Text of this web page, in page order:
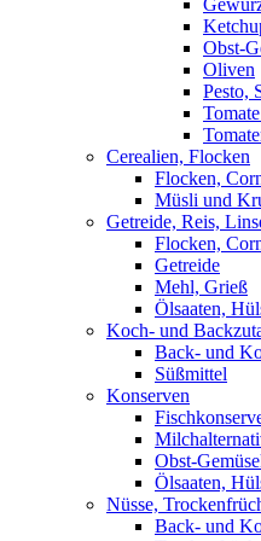
Obst-
Oliven
Pesto,
Cerealien, Flocken
Flocken,
Müsli und
Getreide, Reis,
Flocken,
Getreide
Mehl, Grieß
Ölsaaten,
Koch- und
Back- und
Süßmittel
Konserven
Obst-
Ölsaaten,
Nüsse,
Back- und